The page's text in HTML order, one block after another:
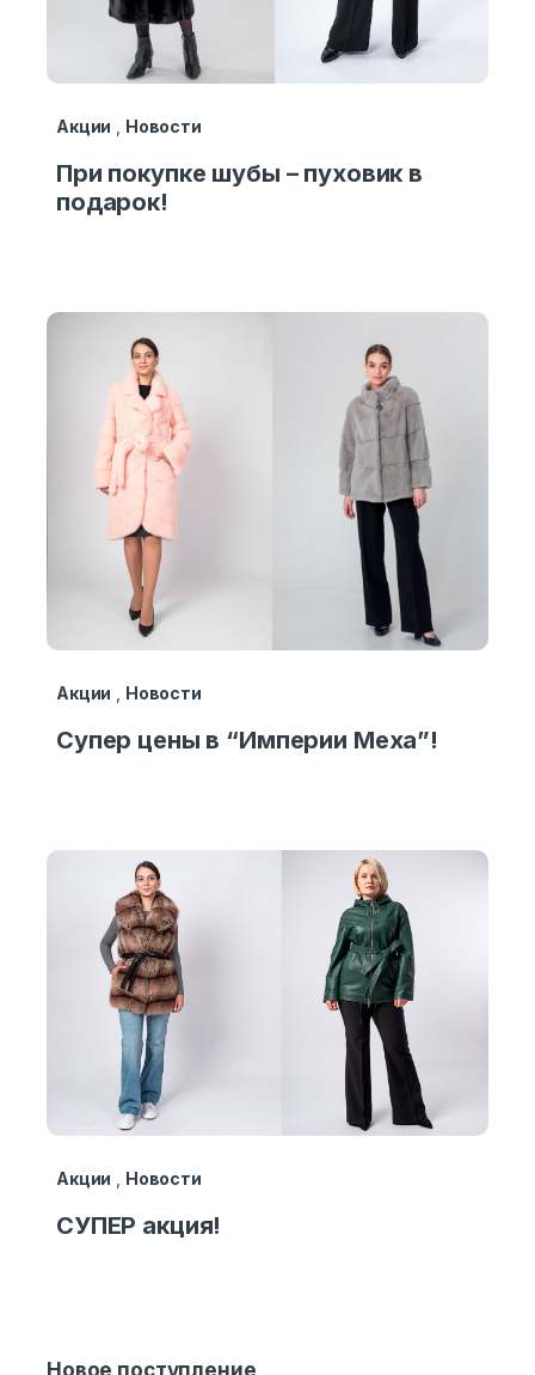
Акции Новости
При покупке шубы – пуховик в
подарок!
Акции Новости
Супер цены в “Империи Меха”!
Акции Новости
СУПЕР акция!
Новое поступление